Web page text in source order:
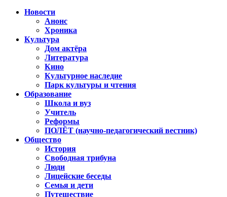
Новости
Анонс
Хроника
Культура
Дом актёра
Литература
Кино
Культурное наследие
Парк культуры и чтения
Образование
Школа и вуз
Учитель
Реформы
ПОЛЁТ (научно-педагогический вестник)
Общество
История
Свободная трибуна
Люди
Лицейские беседы
Семья и дети
Путешествие